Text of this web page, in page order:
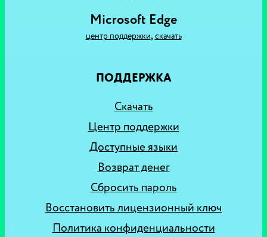
Microsoft Edge
центр поддержки, скачать
ПОДДЕРЖКА
Скачать
Центр поддержки
Доступные языки
Возврат денег
Сбросить пароль
Восстановить лицензионный ключ
Политика конфиденциальности